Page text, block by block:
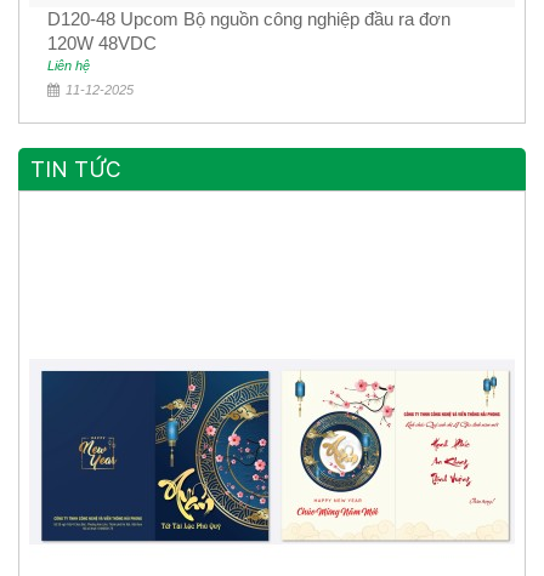
D120-48 Upcom Bộ nguồn công nghiệp đầu ra đơn
120W 48VDC
Liên hệ
11-12-2025
TIN TỨC